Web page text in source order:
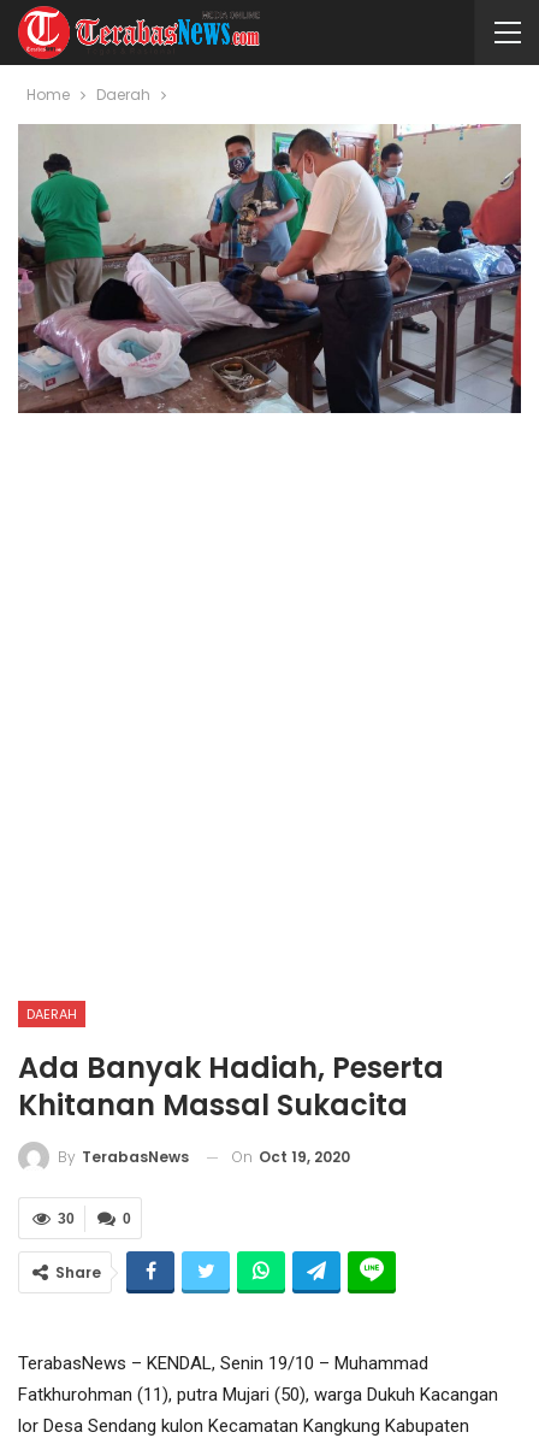
Home Daerah
DAERAH
Ada Banyak Hadiah, Peserta
Khitanan Massal Sukacita
By TerabasNews On Oct 19, 2020
0
30
Share
TerabasNews – KENDAL, Senin 19/10 – Muhammad
Fatkhurohman (11), putra Mujari (50), warga Dukuh Kacangan
lor Desa Sendang kulon Kecamatan Kangkung Kabupaten